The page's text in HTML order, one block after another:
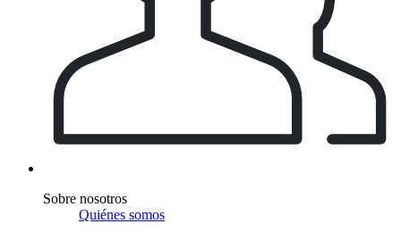
Sobre nosotros
Quiénes somos